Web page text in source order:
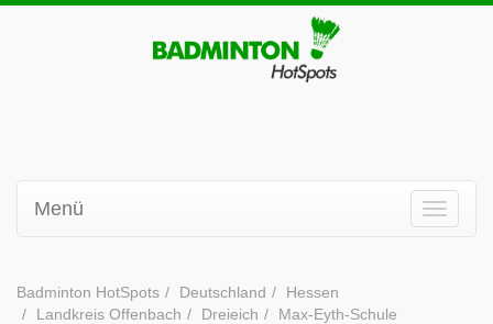
Menü
Badminton HotSpots Deutschland
Hessen
Landkreis Offenbach
Dreieich Max-Eyth-Schule